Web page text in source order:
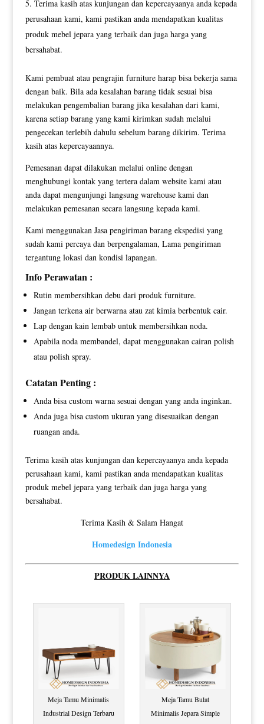
Terima kasih atas kunjungan dan kepercayaanya anda kepada
perusahaan kami, kami pastikan anda mendapatkan kualitas
produk mebel jepara yang terbaik dan juga harga yang
bersahabat.
Kami pembuat atau pengrajin furniture harap bisa bekerja sama
dengan baik. Bila ada kesalahan barang tidak sesuai bisa
melakukan pengembalian barang jika kesalahan dari kami,
karena setiap barang yang kami kirimkan sudah melalui
pengecekan terlebih dahulu sebelum barang dikirim. Terima
kasih atas kepercayaannya.
Pemesanan dapat dilakukan melalui online dengan
menghubungi kontak yang tertera dalam website kami atau
anda dapat mengunjungi langsung warehouse kami dan
melakukan pemesanan secara langsung kepada kami.
Kami menggunakan Jasa pengiriman barang ekspedisi yang
sudah kami percaya dan berpengalaman, Lama pengiriman
tergantung lokasi dan kondisi lapangan.
Info Perawatan :
Rutin membersihkan debu dari produk furniture.
Jangan terkena air berwarna atau zat kimia berbentuk cair.
Lap dengan kain lembab untuk membersihkan noda.
Apabila noda membandel, dapat menggunakan cairan polish
atau polish spray.
Catatan Penting :
Anda bisa custom warna sesuai dengan yang anda inginkan.
Anda juga bisa custom ukuran yang disesuaikan dengan
ruangan anda.
Terima kasih atas kunjungan dan kepercayaanya anda kepada
perusahaan kami, kami pastikan anda mendapatkan kualitas
produk mebel jepara yang terbaik dan juga harga yang
bersahabat.
Terima Kasih & Salam Hangat
Homedesign Indonesia
PRODUK LAINNYA
Meja Tamu Minimalis
Industrial Design Terbaru
Meja Tamu Bulat
Minimalis Jepara Simple